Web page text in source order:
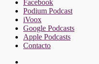
Facebook
Podium Podcast
iVoox
Google Podcasts
Apple Podcasts
Contacto